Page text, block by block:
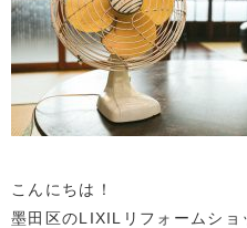
こんにちは！
墨田区のLIXILリフォームショ